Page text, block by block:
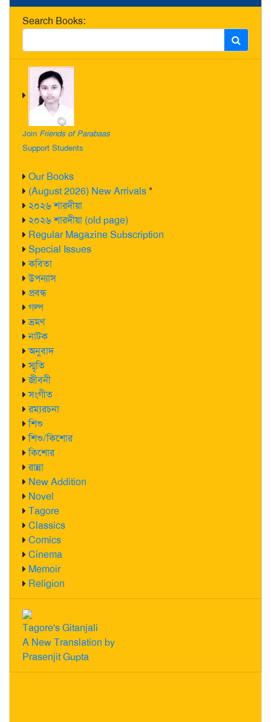
Search Books:
Join Friends of Parabaas
Support Students
Our Books
(August 2026) New Arrivals*
২০২৬ শারদীয়া
২০২৬ শারদীয়া (old page)
Regular Magazine Subscription
Special Issues
কবিতা
উপন্যাস
প্রবন্ধ
গল্প
ভ্রমণ
নাটক
অনুবাদ
স্মৃতি
জীবনী
সংগীত
রম্যরচনা
শিশু
শিশু/কিশোর
কিশোর
রান্না
New Addition
Novel
Tagore
Classics
Comics
Cinema
Memoir
Religion
Tagore's Gitanjali
A New Translation by
Prasenjit Gupta